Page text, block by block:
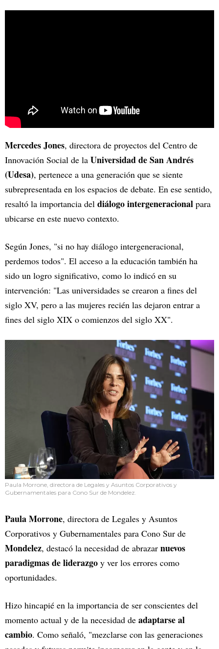
Mercedes Jones, directora de proyectos del Centro de
Innovación Social de la Universidad de San Andrés
(Udesa), pertenece a una generación que se siente
subrepresentada en los espacios de debate. En ese sentido,
resaltó la importancia del diálogo intergeneracional para
ubicarse en este nuevo contexto.
Según Jones, "si no hay diálogo intergeneracional,
perdemos todos". El acceso a la educación también ha
sido un logro significativo, como lo indicó en su
intervención: "Las universidades se crearon a fines del
siglo XV, pero a las mujeres recién las dejaron entrar a
fines del siglo XIX o comienzos del siglo XX".
Paula Morrone, directora de Legales y Asuntos Corporativos y
Gubernamentales para Cono Sur de Mondelez.
Paula Morrone, directora de Legales y Asuntos
Corporativos y Gubernamentales para Cono Sur de
Mondelez, destacó la necesidad de abrazar nuevos
paradigmas de liderazgo y ver los errores como
oportunidades.
Hizo hincapié en la importancia de ser conscientes del
momento actual y de la necesidad de adaptarse al
cambio. Como señaló, "mezclarse con las generaciones